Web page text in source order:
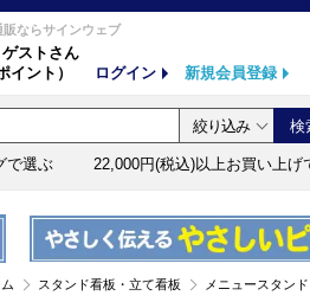
ならサインウェブ
ゲストさん
イント）
ログイン 新規会員登録
で選ぶ 22,000円(税込)以上お買い上げ
スタンド看板・立て看板 メニュースタンド